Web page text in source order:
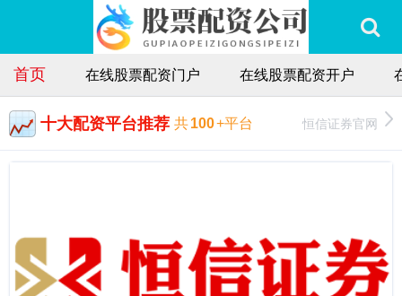
首页 在线股票配资门户 在线股票配资开户
十大配资平台推荐 共100+平台 恒信证券官网